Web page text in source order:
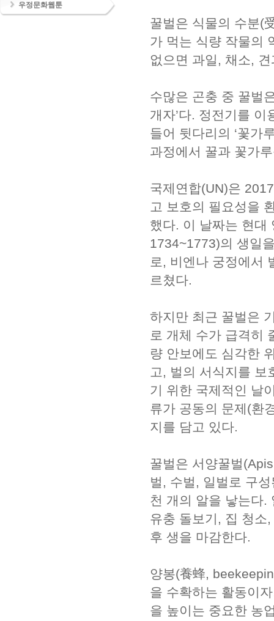
우정문화웹툰
꿀벌은 식물의 수분(
가 먹는 식량 작물의
없으면 과일, 채소,
수많은 곤충 중 꿀벌
개자’다. 정전기를
들어 뒷다리의 ‘꽃가
과정에서 꿀과 꽃가
국제연합(UN)은
고 보호의 필요성을
했다. 이 날짜는 현대
1734~1773)의 생일
로, 비엔나 궁정에서
르쳤다.
하지만 최근 꿀벌은
로 개체 수가 급격히
량 안보에도 심각한
고, 벌의 서식지를 보
기 위한 국제적인 날
류가 공동의 문제(환
지를 담고 있다.
꿀벌은 서양꿀벌
벌, 수벌, 일벌로 구
천 개의 알을 낳는다.
유충 돌보기, 집 청소
후 생을 마감한다.
양봉(養蜂,
을 수확하는 활동이
을 높이는 중요한 농